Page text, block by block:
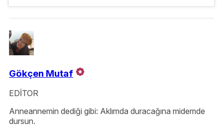
Gökçen Mutaf
EDİTOR
Anneannemin dediği gibi: Aklımda duracağına midemde
dursun.